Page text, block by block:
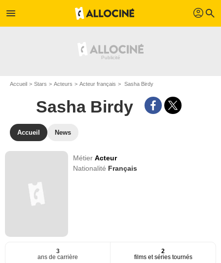
menu profil search
Accueil Stars Acteurs Acteur français Sasha Birdy
Sasha Birdy
Accueil News
MétierActeur
Nationalité Français
3
ans de carrière
2
films et séries tournés